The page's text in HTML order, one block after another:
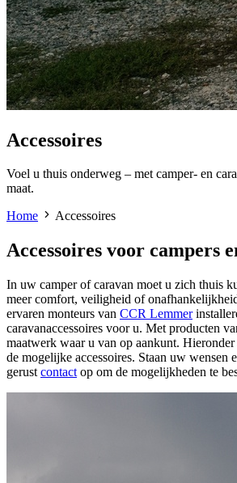
Accessoires
Voel u thuis onderweg – met camper- en
maat.
Home
Accessoires
Accessoires voor campers
In uw camper of caravan moet u zich thuis
meer comfort, veiligheid of
ervaren monteurs van CCR Lemmer
caravanaccessoires voor u. Met producten
maatwerk waar u van op aankunt. Hieronder
de mogelijke accessoires. Staan uw wensen
gerust contact op om de mogelijkheden te